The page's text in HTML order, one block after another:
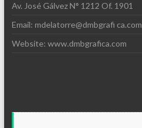
Av. José Gálvez N° 1212 Of. 1901
Email: mdelatorre@dmbgrafi ca.com
Website: www.dmbgrafica.com